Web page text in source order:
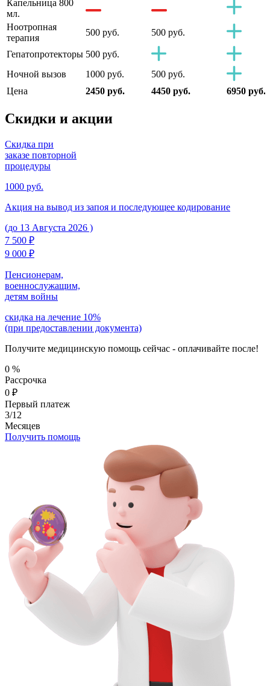
Капельница 800
мл.
Ноотропная
терапия
500 руб. 500 руб.
Гепатопротекторы 500 руб.
Ночной вызов
1000 руб.
500 руб.
Цена
2450 руб. 4450 руб. 6950 руб.
Скидки и акции
Скидка при
заказе повторной
процедуры
1000 руб.
Акция на вывод из запоя и последующее кодирование
(до 13 Августа 2026 )
7 500 ₽
9 000 ₽
Пенсионерам,
военнослужащим,
детям войны
скидка на лечение 10%
(при предоставлении документа)
Получите медицинскую помощь сейчас - оплачивайте после!
0 %
Рассрочка
0 ₽
Первый платеж
3/12
Месяцев
Получить помощь